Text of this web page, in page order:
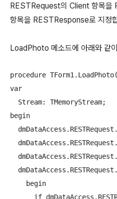
RESTRequest의 Client 항목을
항목을 RESTResponse로 지정
LoadPhoto 메소드에 아래와 같
procedure
var
  Stream: TMemoryStream;
begin
    begin
if